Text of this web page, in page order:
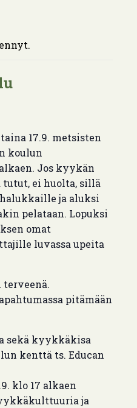
17.9. metsisten
koulun
Jos kyykän
ei huolta, sillä
ja aluksi
pelataan. Lopuksi
omat
luvassa upeita
pitämään
sekä kyykkäkisa
kenttä ts. Educan
klo 17 alkaen
ja